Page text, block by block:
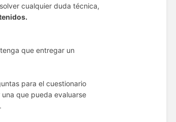
cualquier duda técnica,
que entregar un
para el cuestionario
que pueda evaluarse